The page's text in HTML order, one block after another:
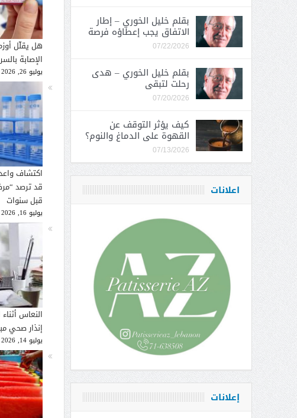
هل يقلّل
الإصابة
يوليو 26, 2026
اكتشاف
قد ترصد
قبل سنوات
يوليو 16, 2026
النعاس
إنذار صحي
يوليو 14, 2026
بقلم خليل الخوري – إطار
الاتفاق يجب إعطاؤه فرصة
07/22/2026
بقلم خليل الخوري – هدى
رحلت لتبقى
07/20/2026
كيف يؤثر التوقف عن
القهوة على الدماغ والنوم؟
07/13/2026
اعلانات
إعلانات